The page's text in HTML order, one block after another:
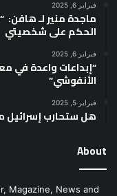
فبراير 6, 2025
ماجدة منير لـ هافن:
الحكم على شخصيتي
فبراير 6, 2025
“إبداعات واعدة في
الأنفوشي”
فبراير 5, 2025
هل ستحارب إسرائيل
About
Magazine, News and